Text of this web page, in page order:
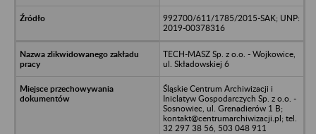
992700/611/1785/2015-SAK; UNP:
2019-00378316
TECH-MASZ Sp. z o.o. - Wojkowice,
ul. Składowskiej 6
Śląskie Centrum Archiwizacji i
Iniclatyw Gospodarczych Sp. z o.o. -
Sosnowiec, ul. Grenadierów 1 B;
kontakt@centrumarchiwizacji.pl; tel.
32 297 38 56, 503 048 911